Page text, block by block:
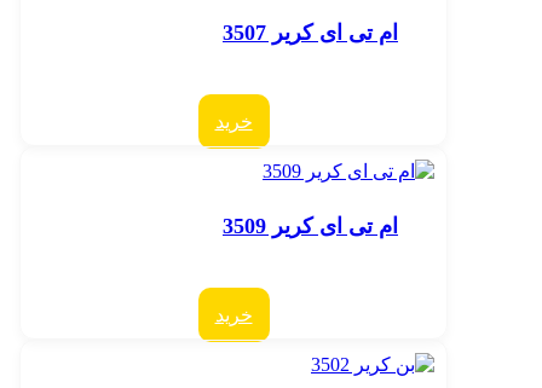
ام تی ای کریر 3507
خرید
ام تی ای کریر 3509
خرید